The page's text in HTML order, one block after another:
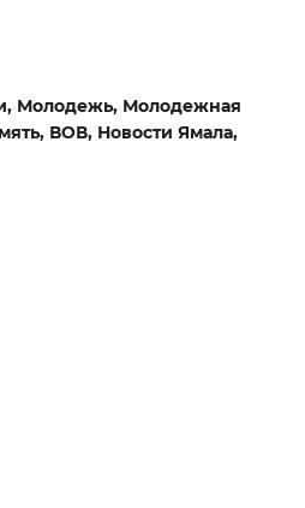
Молодежь, Молодежная
ВОВ, Новости Ямала,